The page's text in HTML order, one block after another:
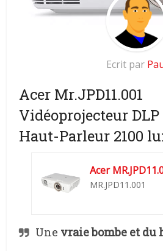
Ecrit par
Acer Mr.JPD11.001
Vidéoprojecteur
Haut-Parleur 2100
MR.JPD11.001
Une vraie bombe et du